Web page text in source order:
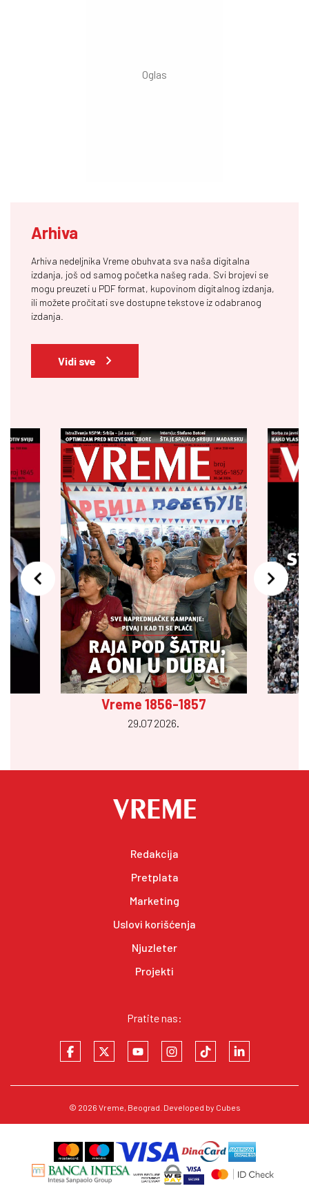
Arhiva
Arhiva nedeljnika Vreme obuhvata sva naša digitalna
izdanja, još od samog početka našeg rada. Svi brojevi se
mogu preuzeti u PDF format, kupovinom digitalnog izdanja,
ili možete pročitati sve dostupne tekstove iz odabranog
izdanja.
Vidi sve
Vreme 1856-1857
29.07 2026.
Redakcija
Pretplata
Marketing
Uslovi korišćenja
Njuzleter
Projekti
Pratite nas:
© 2026 Vreme, Beograd. Developed by Cubes